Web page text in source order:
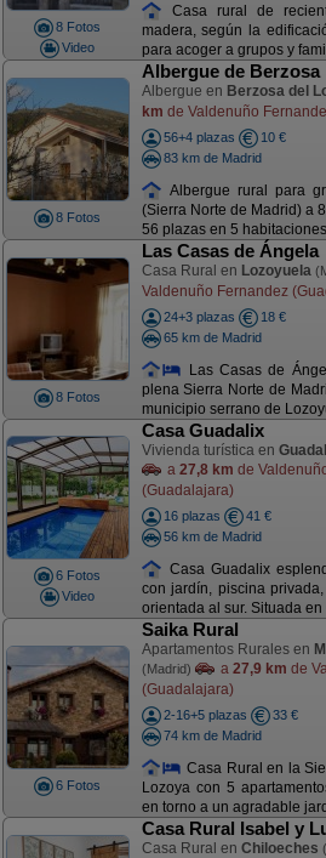
8 Fotos
Video
Casa rural de
madera, según la
para acoger a grupos y
8 Fotos
Albergue de Berzosa
Albergue en Berzosa del
km de Valdenuño
56+4 plazas
10 €
83 km de Madrid
Albergue rural para
(Sierra Norte de Madrid) a
56 plazas en 5
8 Fotos
Las Casas de Ángela
Casa Rural en Lozoyuela
Valdenuño Fernandez
24+3 plazas
18 €
65 km de Madrid
Las Casas de
plena Sierra Norte de
municipio serrano de
6 Fotos
Video
Casa Guadalix
Vivienda turística en
a 27,8 km de
(Guadalajara)
16 plazas
41 €
56 km de Madrid
Casa Guadalix
con jardín, piscina
orientada al sur. Situada en
6 Fotos
Saika Rural
Apartamentos Rurales en
(Madrid) a 27,9 km de
(Guadalajara)
2-16+5 plazas
33 €
74 km de Madrid
Casa Rural en la
Lozoya con 5
en torno a un agradable
Casa Rural Isabel y
Casa Rural en Chiloeches